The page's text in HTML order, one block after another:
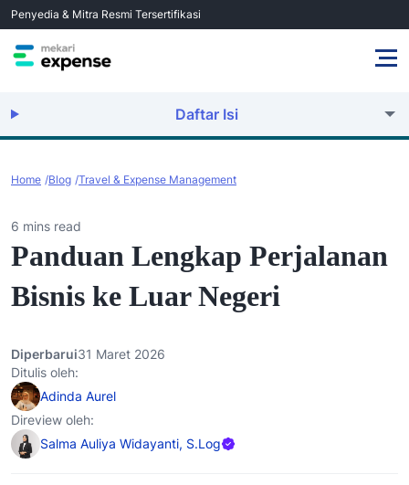
Penyedia & Mitra Resmi Tersertifikasi
Daftar Isi
Home Blog Travel & Expense Management
6 mins read
Panduan Lengkap Perjalanan
Bisnis ke Luar Negeri
Ditulis oleh:
Adinda Aurel
Diperbarui31 Maret 2026
Direview oleh:
Salma Auliya Widayanti, S.Log